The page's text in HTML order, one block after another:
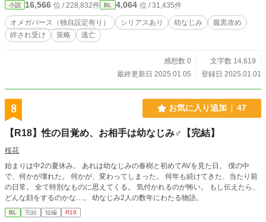
ますので、不快になる方はブラウザバックをお願いします。
小説 16,566 位 / 228,832件 BL 4,064 位 / 31,435件
オメガバース（独自設定有り） シリアスあり 幼なじみ
腹黒攻め
絆され受け
策略 逃亡
感想数 0
文字数 14,619
最終更新日 2025.01.05
登録日 2025.01.01
8 お気に入り追加 47
【R18】性の目覚め、お相手は幼なじみ♂【完結】
桜花
始まりは中2の夏休み。 あれは幼なじみの春樹と初めてAVを見た日。 僕の中
で、何かが壊れた。 何かが、変わってしまった。 何年も続けてきた、当たり前
の日常。 全て特別なものに思えてくる。 気付かれるのが怖い。 もし伝えたら、
どんな顔をするのかな…。 幼なじみ2人の数年にわたる物語。
BL 完結 短編 R18